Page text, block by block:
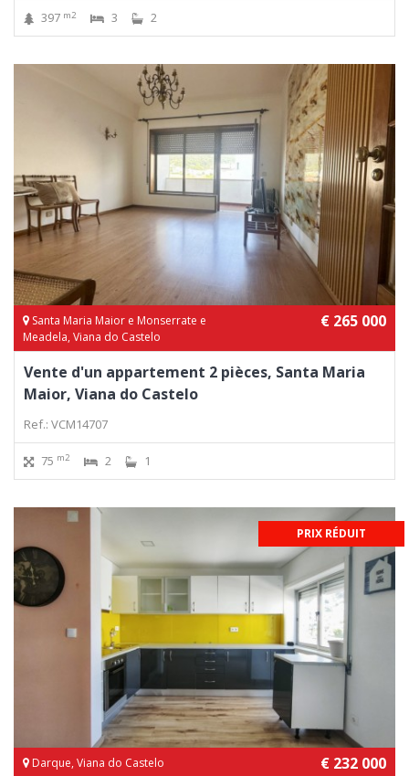
397 m2 3 2
Santa Maria Maior e Monserrate e
Meadela, Viana do Castelo
€ 265 000
Vente d'un appartement 2 pièces, Santa Maria
Maior, Viana do Castelo
Ref.: VCM14707
75 m2 2 1
PRIX RÉDUIT
Darque, Viana do Castelo € 232 000